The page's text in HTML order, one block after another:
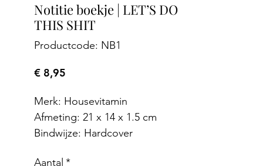
Notitie boekje | LET’S DO
THIS SHIT
Productcode: NB1
€ 8,95
Merk: Housevitamin
Afmeting: 21 x 14 x 1.5 cm
Bindwijze: Hardcover
Aantal *